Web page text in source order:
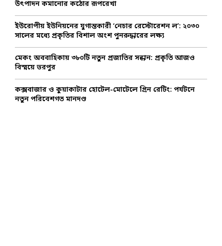
উৎপাদন কমানোর কঠোর রূপরেখা
ইউরোপীয় ইউনিয়নের যুগান্তকারী ‘নেচার রেস্টোরেশন ল’: ২০৩০
সালের মধ্যে প্রকৃতির বিশাল অংশ পুনরুদ্ধারের লক্ষ্য
মেকং অববাহিকায় ৩৮০টি নতুন প্রজাতির সন্ধান: প্রকৃতি আজও
বিস্ময়ে ভরপুর
কক্সবাজার ও কুয়াকাটার হোটেল-মোটেলে গ্রিন রেটিং: পর্যটনে
নতুন পরিবেশগত মানদণ্ড